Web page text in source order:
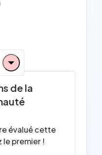
de la
évalué cette
premier !